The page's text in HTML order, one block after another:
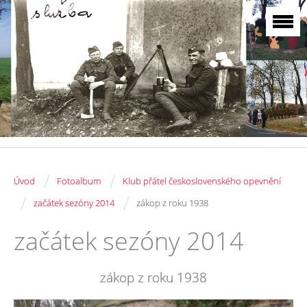
Úvod / Fotoalbum / Klub přátel československého opevnění
/ začátek sezóny 2014 / zákop z roku 1938
začátek sezóny 2014
zákop z roku 1938